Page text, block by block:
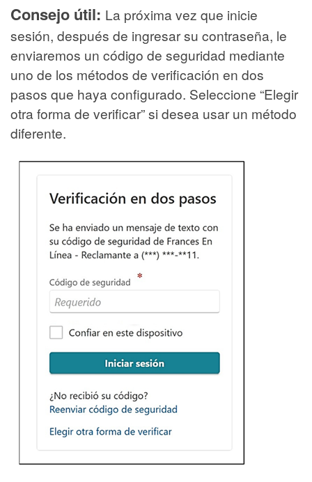
Consejo útil: La próxima vez que inicie
sesión, después de ingresar su contraseña, le
enviaremos un código de seguridad mediante
uno de los métodos de verificación en dos
pasos que haya configurado. Seleccione “Elegir
otra forma de verificar” si desea usar un método
diferente.